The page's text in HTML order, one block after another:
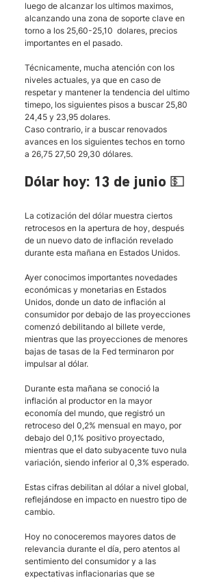
luego de alcanzar los ultimos maximos,
alcanzando una zona de soporte clave en
torno a los 25,60-25,10  dolares, precios
importantes en el pasado.
Técnicamente, mucha atención con los
niveles actuales, ya que en caso de
respetar y mantener la tendencia del ultimo
timepo, los siguientes pisos a buscar 25,80
24,45 y 23,95 dolares.
Caso contrario, ir a buscar renovados
avances en los siguientes techos en torno
a 26,75 27,50 29,30 dólares.
Dólar hoy: 13 de junio 💵
La cotización del dólar muestra ciertos
retrocesos en la apertura de hoy, después
de un nuevo dato de inflación revelado
durante esta mañana en Estados Unidos.
Ayer conocimos importantes novedades
económicas y monetarias en Estados
Unidos, donde un dato de inflación al
consumidor por debajo de las proyecciones
comenzó debilitando al billete verde,
mientras que las proyecciones de menores
bajas de tasas de la Fed terminaron por
impulsar al dólar.
Durante esta mañana se conoció la
inflación al productor en la mayor
economía del mundo, que registró un
retroceso del 0,2% mensual en mayo, por
debajo del 0,1% positivo proyectado,
mientras que el dato subyacente tuvo nula
variación, siendo inferior al 0,3% esperado.
Estas cifras debilitan al dólar a nivel global,
reflejándose en impacto en nuestro tipo de
cambio.
Hoy no conoceremos mayores datos de
relevancia durante el día, pero atentos al
sentimiento del consumidor y a las
expectativas inflacionarias que se